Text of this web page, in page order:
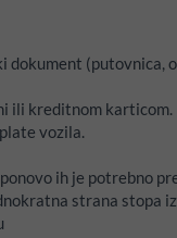
(putovnica,
ili kreditnom karticom.
vozila.
ih je potrebno
strana stopa